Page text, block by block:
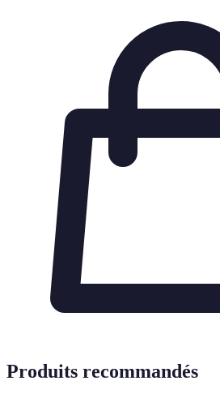
Produits recommandés